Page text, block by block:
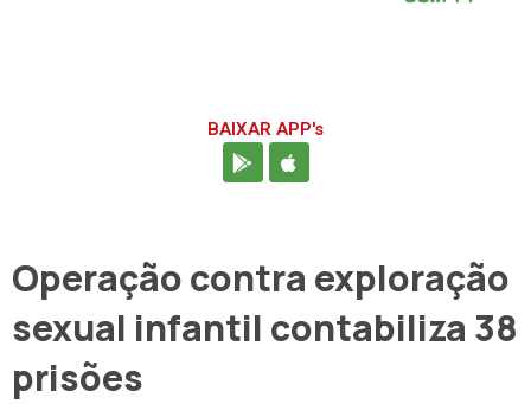
BAIXAR APP's
Operação contra exploração
sexual infantil contabiliza 38
prisões